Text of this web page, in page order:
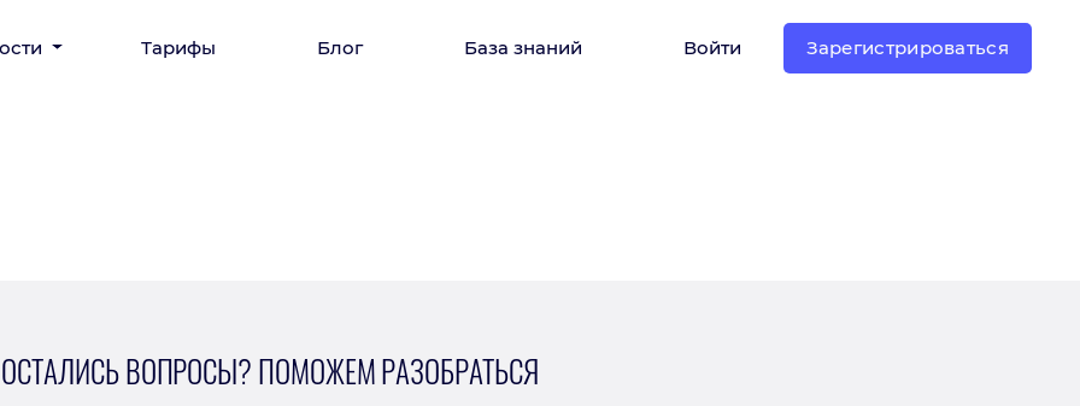
Тарифы Блог База знаний Войти Зарегистрироваться
ОСТАЛИСЬ ВОПРОСЫ? ПОМОЖЕМ РАЗОБРАТЬСЯ